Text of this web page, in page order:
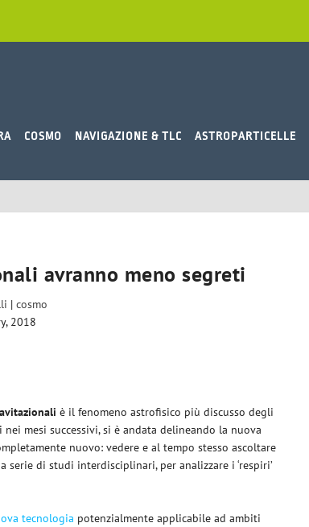
COSMO NAVIGAZIONE & TLC ASTROPARTICELLE
avranno meno segreti
|cosmo
2018
è il fenomeno astrofisico più discusso degli
mesi successivi, si è andata delineando la nuova
nuovo: vedere e al tempo stesso ascoltare
serie di studi interdisciplinari, per analizzare i ‘respiri’
tecnologia potenzialmente applicabile ad ambiti